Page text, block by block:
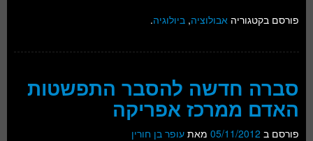
פורסם בקטגוריה אבולוציה, ביולוגיה.
סברה חדשה להסבר התפשטות
האדם ממרכז אפריקה
פורסם ב 05/11/2012 מאת עופר בן חורין